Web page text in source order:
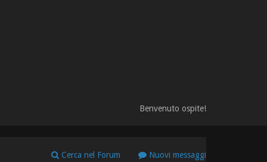
Benvenuto ospite!
Cerca nel Forum Nuovi messaggi